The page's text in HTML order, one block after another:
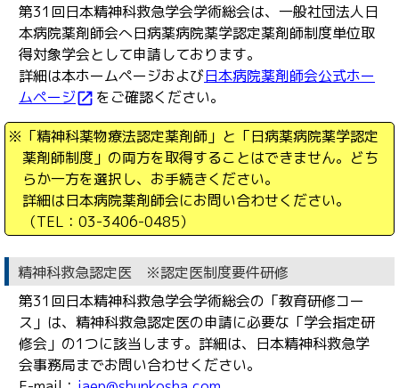
第31回日本精神科救急学会学術総会は、一般社団法人日
本病院薬剤師会へ日病薬病院薬学認定薬剤師制度単位取
得対象学会として申請しております。
詳細は本ホームページおよび日本病院薬剤師会公式ホー
ムページopen_in_new をご確認ください。
※「精神科薬物療法認定薬剤師」と「日病薬病院薬学認定
薬剤師制度」の両方を取得することはできません。どち
らか一方を選択し、お手続きください。
詳細は日本病院薬剤師会にお問い合わせください。
（TEL：03-3406-0485）
精神科救急認定医 ※認定医制度要件研修
第31回日本精神科救急学会学術総会の「教育研修コー
ス」は、精神科救急認定医の申請に必要な「学会指定研
修会」の1つに該当します。詳細は、日本精神科救急学
会事務局までお問い合わせください。